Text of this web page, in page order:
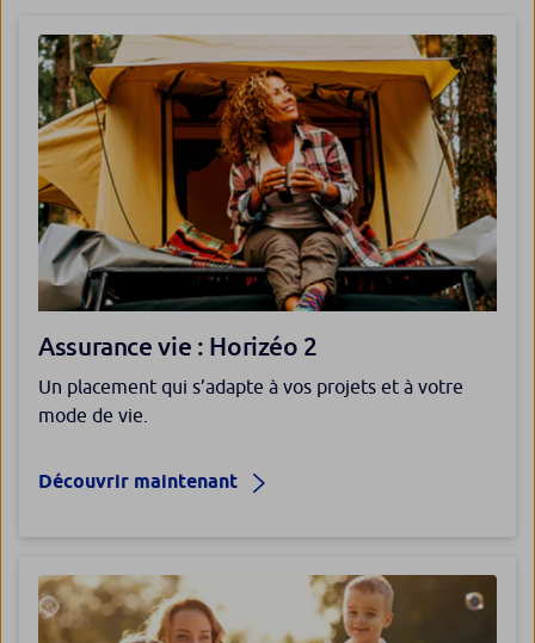
Assurance vie : Horizéo 2
Un placement qui s’adapte à vos projets et à votre
mode de vie.
Découvrir maintenant